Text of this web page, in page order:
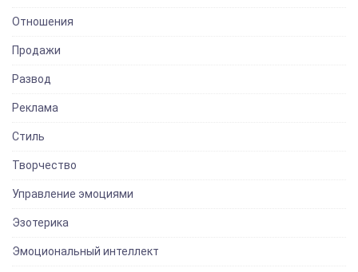
Отношения
Продажи
Развод
Реклама
Стиль
Творчество
Управление эмоциями
Эзотерика
Эмоциональный интеллект